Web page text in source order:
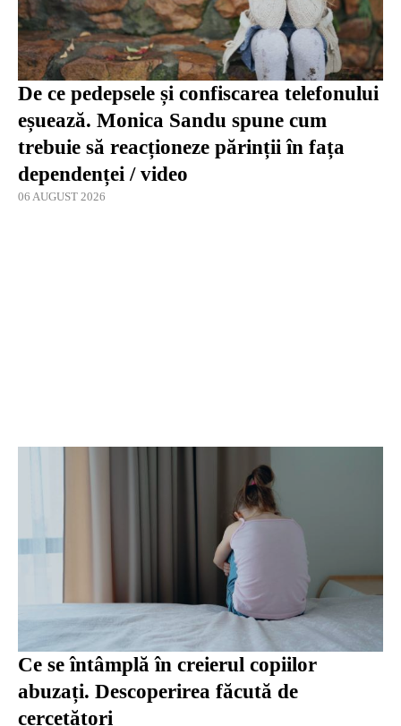
De ce pedepsele și confiscarea telefonului
eșuează. Monica Sandu spune cum
trebuie să reacționeze părinții în fața
dependenței / video
06 AUGUST 2026
Ce se întâmplă în creierul copiilor
abuzați. Descoperirea făcută de
cercetători